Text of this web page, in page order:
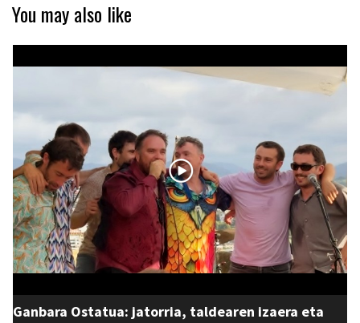
You may also like
Ganbara Ostatua: jatorria, taldearen izaera eta